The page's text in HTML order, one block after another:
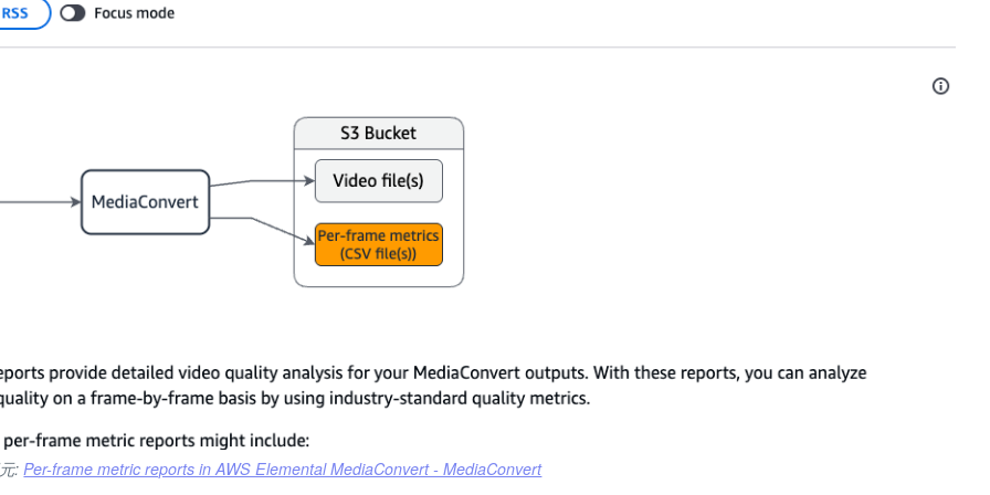
:Per-frame metric reports in AWS Elemental MediaConvert - MediaConvert